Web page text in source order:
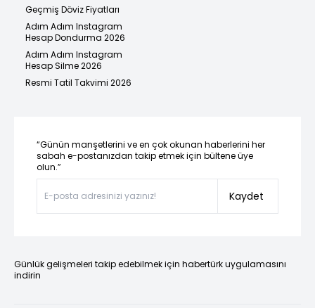
Geçmiş Döviz Fiyatları
Adım Adım Instagram
Hesap Dondurma 2026
Adım Adım Instagram
Hesap Silme 2026
Resmi Tatil Takvimi 2026
“Günün manşetlerini ve en çok okunan haberlerini her
sabah e-postanızdan takip etmek için bültene üye
olun.”
Kaydet
Günlük gelişmeleri takip edebilmek için habertürk uygulamasını
indirin